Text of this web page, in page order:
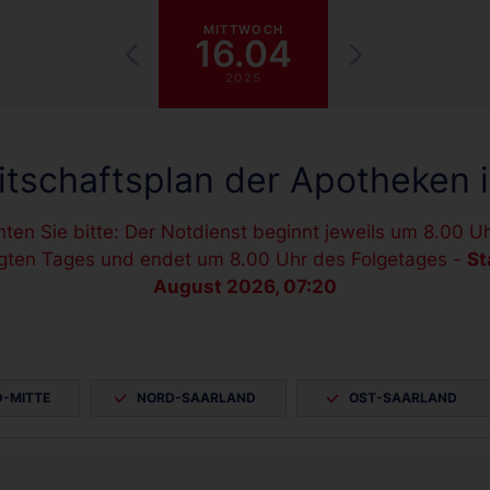
MITTWOCH
16.04
2025
der Apotheken
Sie bitte: Der Notdienst beginnt jeweils um 8.00
Tages und endet um 8.00 Uhr des Folgetages -
August 2026, 07:20
MITTE NORD-SAARLAND OST-SAARLAND